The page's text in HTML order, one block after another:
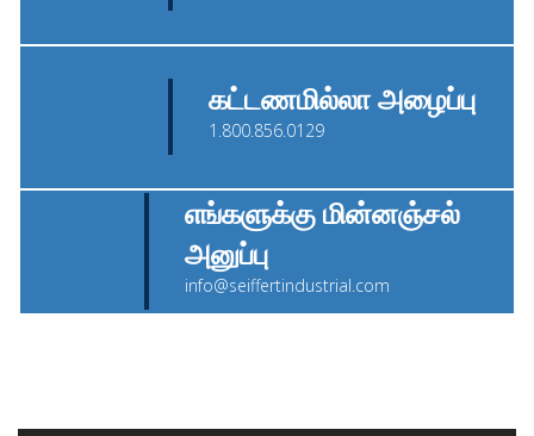
கட்டணமில்லா அழைப்பு
1.800.856.0129
எங்களுக்கு மின்னஞ்சல்
அனுப்பு
info@seiffertindustrial.com